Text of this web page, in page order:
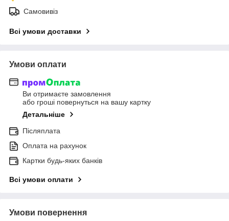
Самовивіз
Всі умови доставки
Умови оплати
Ви отримаєте замовлення
або гроші повернуться на вашу картку
Детальніше
Післяплата
Оплата на рахунок
Картки будь-яких банків
Всі умови оплати
Умови повернення